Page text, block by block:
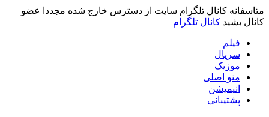
متاسفانه کانال تلگرام سایت از دسترس خارج شده مجددا عضو
کانال بشید کانال تلگرام
فیلم
سریال
موزیک
منو اصلی
انیمیشن
پشتیبانی